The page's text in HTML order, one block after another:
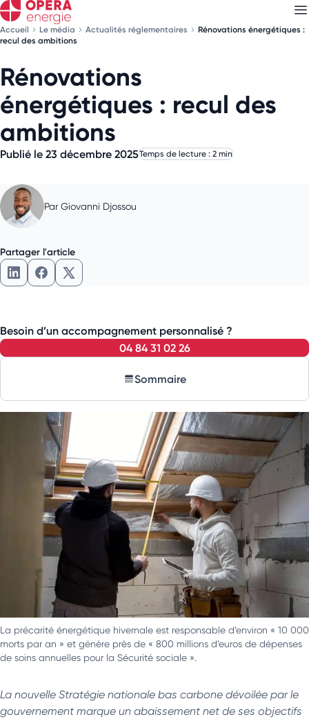
Accueil Le média Actualités réglementaires
Rénovations énergétiques :
recul des ambitions
Rénovations
énergétiques : recul des
ambitions
Publié le 23 décembre 2025Temps de lecture : 2 min
Par Giovanni Djossou
Partager l'article
Besoin d’un accompagnement personnalisé ?
04 84 31 02 26
Sommaire
La précarité énergétique hivernale est responsable d’environ « 10 000
morts par an » et génère près de « 800 millions d’euros de dépenses
de soins annuelles pour la Sécurité sociale ».
La nouvelle Stratégie nationale bas carbone dévoilée par le
gouvernement marque un abaissement net de ses objectifs
Découvrez nosnewsletters
Choisissez les newsletters qui vous intéressent